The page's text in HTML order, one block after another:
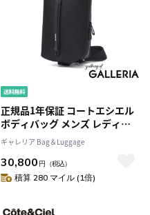
正規品1年保証 コートエシエル
ボディバッグ メンズ レディー
ス Cote&Ciel ボディ バッグ ブ
ランド 小さめ クロスボディバ
ッグ かっこいい 斜めがけ コン
パクト おしゃれ 個性的 耐水
ギャレリア Bag＆Luggage
30,800 円 （税込）
積算 280 マイル (1倍)